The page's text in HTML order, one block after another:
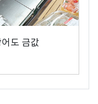
도 금값